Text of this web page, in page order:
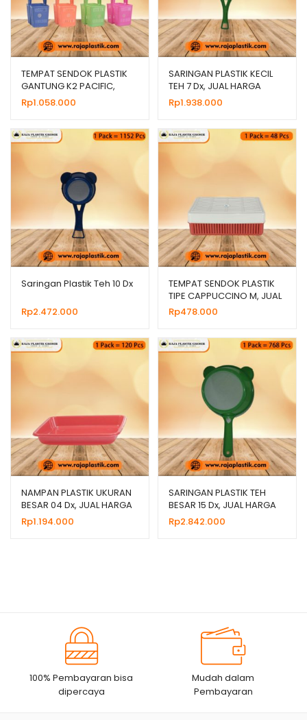
TEMPAT SENDOK PLASTIK
GANTUNG K2 PACIFIC,
HARGA GROSIR
Rp1.058.000
SARINGAN PLASTIK KECIL
TEH 7 Dx, JUAL HARGA
GROSIR MURAH
Rp1.938.000
Saringan Plastik Teh 10 Dx
Rp2.472.000
TEMPAT SENDOK PLASTIK
TIPE CAPPUCCINO M, JUAL
HARGA GROSIR
Rp478.000
NAMPAN PLASTIK UKURAN
BESAR 04 Dx, JUAL HARGA
GROSIR MURAH
Rp1.194.000
SARINGAN PLASTIK TEH
BESAR 15 Dx, JUAL HARGA
GROSIR MURAH
Rp2.842.000
100% Pembayaran bisa
dipercaya
Mudah dalam
Pembayaran